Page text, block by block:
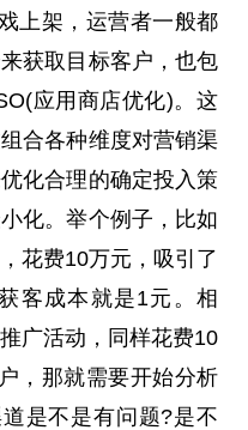
上架，运营者一般都
获取目标客户，也包
应用商店优化)。这
合各种维度对营销渠
化合理的确定投入策
化。举个例子，比如
花费10万元，吸引了
客成本就是1元。相
广活动，同样花费10
，那就需要开始分析
是不是有问题?是不